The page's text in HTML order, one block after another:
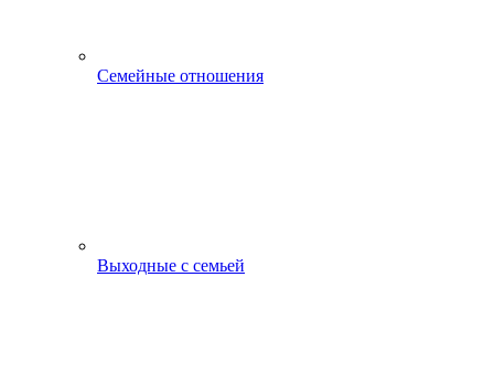
Семейные отношения
Выходные с семьей